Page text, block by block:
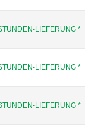
LIEFERUNG *
LIEFERUNG *
LIEFERUNG *